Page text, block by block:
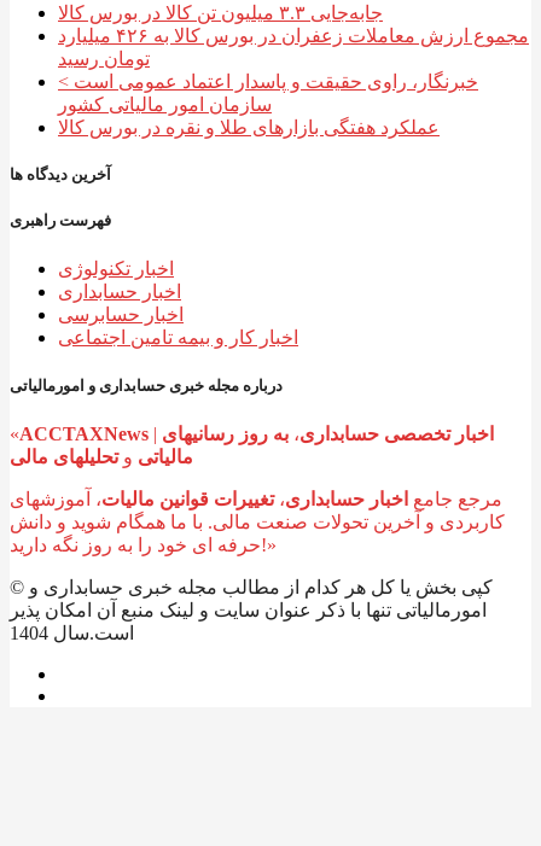
جابه‌جایی ۳.۳ میلیون تن کالا در بورس کالا
مجموع ارزش معاملات زعفران در بورس کالا به ۴۲۶ میلیارد
تومان رسید
خبرنگار، راوی حقیقت و پاسدار اعتماد عمومی است >
سازمان امور مالیاتی کشور
عملکرد هفتگی بازارهای طلا و نقره در بورس کالا
آخرین دیدگاه ها
فهرست راهبری
اخبار تکنولوژی
اخبار حسابداری
اخبار حسابرسی
اخبار کار و بیمه تامین اجتماعی
درباره مجله خبری حسابداری و امورمالیاتی
«ACCTAXNews | اخبار تخصصی حسابداری، به روز رسانیهای
مالیاتی و
مرجع جامع اخبار حسابداری،تغییرات قوانین مالیات، آموزشهای
کاربردی و آخرین تحولات صنعت مالی. با ما همگام شوید و دانش
حرفه ای خود را به روز نگه دارید!»
© کپی بخش یا کل هر کدام از مطالب مجله خبری حسابداری و
امورمالیاتی تنها با ذکر عنوان سایت و لینک منبع آن امکان پذیر
است.سال 1404